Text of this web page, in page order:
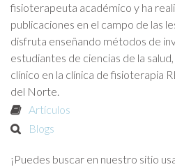
fisioterapeuta académico y ha
publicaciones en el campo de las
disfruta enseñando métodos de
estudiantes de ciencias de la
clínico en la clínica de fisioterapia
del Norte.
Artículos
Blogs
¡Puedes buscar en nuestro sitio